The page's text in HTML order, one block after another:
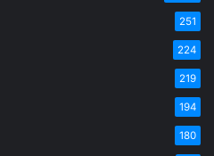
251
224
219
194
180